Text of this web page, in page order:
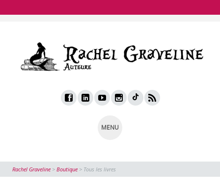
MENU
Rachel Graveline > Boutique > Tous les livres